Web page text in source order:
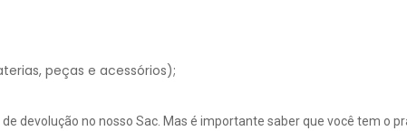
peças e acessórios);
devolução no nosso Sac. Mas é importante saber que você tem o